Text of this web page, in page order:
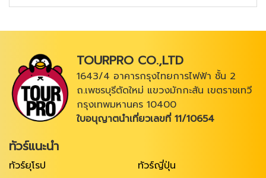
TOURPRO CO.,LTD
1643/4 อาคารกรุงไทยการไฟฟ้า ชั้น 2
ถ.เพชรบุรีตัดใหม่ แขวงมักกะสัน เขตราชเทวี
กรุงเทพมหานคร 10400
ใบอนุญาตนำเที่ยวเลขที่ 11/10654
ทัวร์แนะนำ
ทัวร์ยุโรป
ทัวร์ญี่ปุ่น